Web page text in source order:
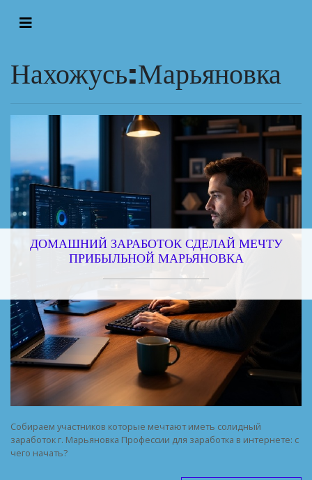
Нахожусь:Марьяновка
ДОМАШНИЙ ЗАРАБОТОК СДЕЛАЙ МЕЧТУ
ПРИБЫЛЬНОЙ МАРЬЯНОВКА
Собираем участников которые мечтают иметь солидный
заработок г. Марьяновка Профессии для заработка в интернете: с
чего начать?